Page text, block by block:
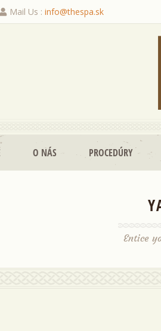
Mail Us : info@thespa.sk
O NÁS PROCEDÚRY
Entice